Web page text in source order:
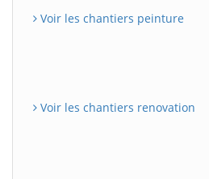
Voir les chantiers peinture
Voir les chantiers renovation